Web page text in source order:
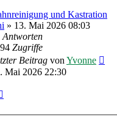
und Kastration
» 13. Mai 2026 08:03
Antworten
Zugriffe
Beitrag von Yvonne
Mai 2026 22:30